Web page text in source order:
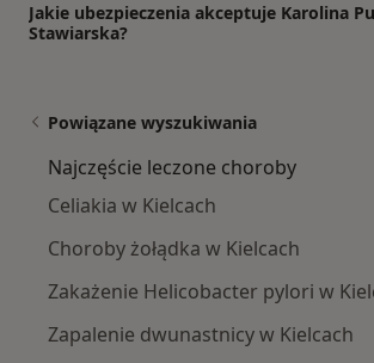
Jakie ubezpieczenia akceptuje Karolina
Stawiarska?
Powiązane wyszukiwania
Najczęście leczone choroby
Celiakia w Kielcach
Choroby żołądka w Kielcach
Zakażenie Helicobacter pylori w
Zapalenie dwunastnicy w Kielcach